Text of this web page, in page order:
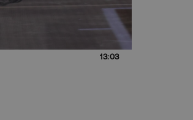
13:03